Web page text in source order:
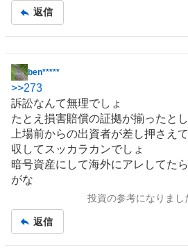
返信
掲
示
板
記
事
ben*****
>>273
訴訟なんて無理でしょ
たとえ損害賠償の証拠が揃ったと
上場前からの出資者が差し押さえ
収してスッカラカンでしょ
暗号資産にして海外にアレしてた
がな
投資の参考になりまし
返信